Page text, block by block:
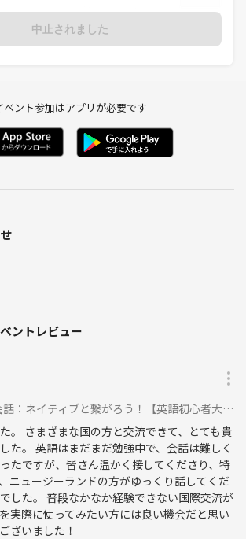
中止されました
ベント参加はアプリが必要です
ントレビュー
ネイティブと繋がろう！【英語初心者大歓迎】一番人気の英会話！に参加
。 さまざまな国の方と交流できて、とても貴
た。 英語はまだまだ勉強中で、会話は難しく
たですが、皆さん温かく接してくださり、特
ニュージーランドの方がゆっくり話してくだ
した。 普段なかなか経験できない国際交流が
実際に使ってみたい方には良い機会だと思い
ざいました！